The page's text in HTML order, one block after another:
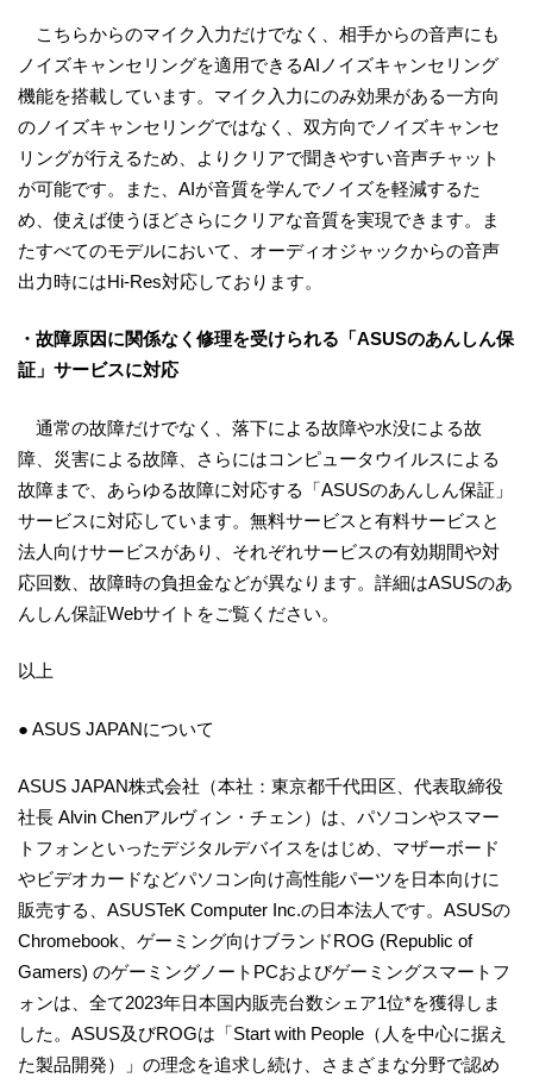
こちらからのマイク入力だけでなく、相手からの音声にも
ノイズキャンセリングを適用できるAIノイズキャンセリング
機能を搭載しています。マイク入力にのみ効果がある一方向
のノイズキャンセリングではなく、双方向でノイズキャンセ
リングが行えるため、よりクリアで聞きやすい音声チャット
が可能です。また、AIが音質を学んでノイズを軽減するた
め、使えば使うほどさらにクリアな音質を実現できます。ま
たすべてのモデルにおいて、オーディオジャックからの音声
出力時にはHi-Res対応しております。
・故障原因に関係なく修理を受けられる「ASUSのあんしん保
証」サービスに対応
通常の故障だけでなく、落下による故障や水没による故
障、災害による故障、さらにはコンピュータウイルスによる
故障まで、あらゆる故障に対応する「ASUSのあんしん保証」
サービスに対応しています。無料サービスと有料サービスと
法人向けサービスがあり、それぞれサービスの有効期間や対
応回数、故障時の負担金などが異なります。詳細はASUSのあ
んしん保証Webサイトをご覧ください。
以上
● ASUS JAPANについて
ASUS JAPAN株式会社（本社：東京都千代田区、代表取締役
社長 Alvin Chenアルヴィン・チェン）は、パソコンやスマー
トフォンといったデジタルデバイスをはじめ、マザーボード
やビデオカードなどパソコン向け高性能パーツを日本向けに
販売する、ASUSTeK Computer Inc.の日本法人です。ASUSの
Chromebook、ゲーミング向けブランドROG (Republic of
Gamers) のゲーミングノートPCおよびゲーミングスマートフ
ォンは、全て2023年日本国内販売台数シェア1位*を獲得しま
した。ASUS及びROGは「Start with People（人を中心に据え
た製品開発）」の理念を追求し続け、さまざまな分野で認め